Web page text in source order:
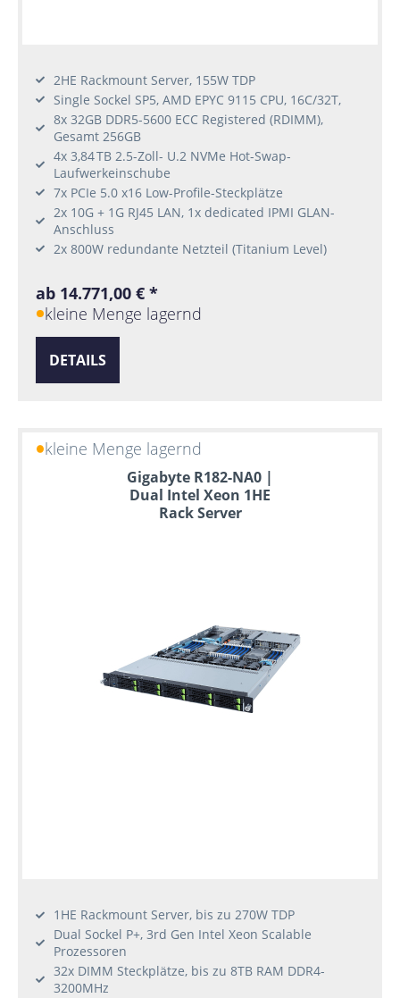
2HE Rackmount Server, 155W TDP
Single Sockel SP5, AMD EPYC 9115 CPU, 16C/32T,
8x 32GB DDR5-5600 ECC Registered (RDIMM),
Gesamt 256GB
4x 3,84 TB 2.5-Zoll- U.2 NVMe Hot-Swap-
Laufwerkeinschube
7x PCIe 5.0 x16 Low-Profile-Steckplätze
2x 10G + 1G RJ45 LAN, 1x dedicated IPMI GLAN-
Anschluss
2x 800W redundante Netzteil (Titanium Level)
ab 14.771,00 € *
kleine Menge lagernd
DETAILS
kleine Menge lagernd
Gigabyte R182-NA0 |
Dual Intel Xeon 1HE
Rack Server
1HE Rackmount Server, bis zu 270W TDP
Dual Sockel P+, 3rd Gen Intel Xeon Scalable
Prozessoren
32x DIMM Steckplätze, bis zu 8TB RAM DDR4-
3200MHz